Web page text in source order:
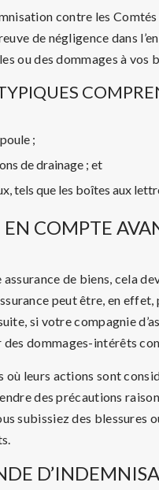
contre les
de négligence dans
ou des dommages à vos
;
de drainage ; et
tels que les boîtes aux
COMPTE
assurance de biens, cela
peut être, en
si votre compagnie
dommages-intérêts
où leurs actions sont
des précautions
subissiez des blessures